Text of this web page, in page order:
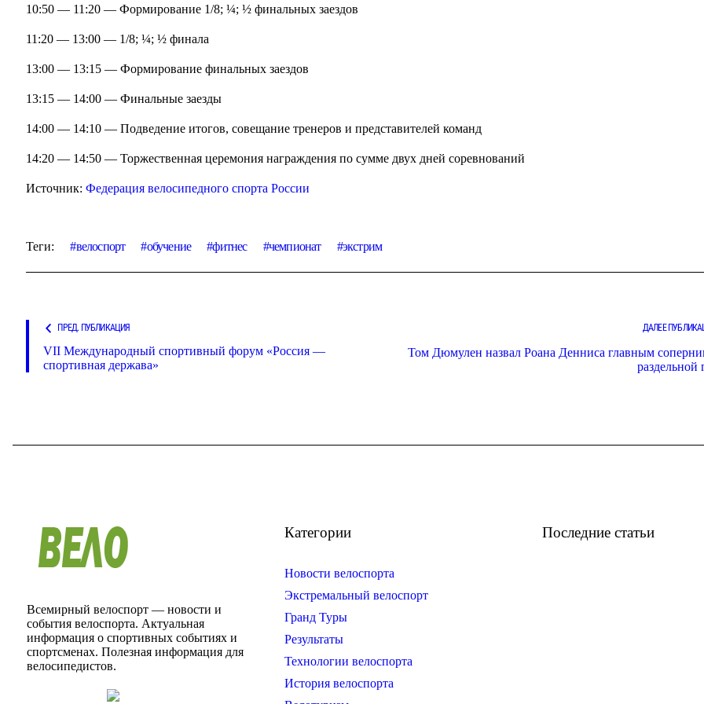
10:50 — 11:20 — Формирование 1/8; ¼; ½ финальных заездов
11:20 — 13:00 — 1/8; ¼; ½ финала
13:00 — 13:15 — Формирование финальных заездов
13:15 — 14:00 — Финальные заезды
14:00 — 14:10 — Подведение итогов, совещание тренеров и представителей команд
14:20 — 14:50 — Торжественная церемония награждения по сумме двух дней соревнований
Источник:Федерация велосипедного спорта России
Теги: велоспорт обучение фитнес чемпионат экстрим
ПРЕД. ПУБЛИКАЦИЯ
VII Международный спортивный форум «Россия —
спортивная держава»
ДАЛЕЕ
Том Дюмулен назвал Роана Денниса главным
раздельной
Всемирный велоспорт — новости и
события велоспорта. Актуальная
информация о спортивных событиях и
спортсменах. Полезная информация для
велосипедистов.
Категории
Новости велоспорта
Экстремальный велоспорт
Гранд Туры
Результаты
Технологии велоспорта
История велоспорта
Последние статьи